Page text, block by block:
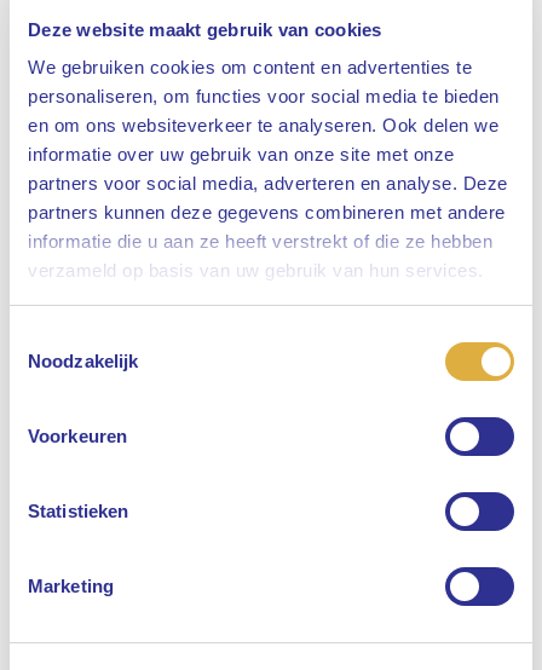
Deze website maakt gebruik van cookies
We gebruiken cookies om content en advertenties te
personaliseren, om functies voor social media te bieden
en om ons websiteverkeer te analyseren. Ook delen we
informatie over uw gebruik van onze site met onze
partners voor social media, adverteren en analyse. Deze
partners kunnen deze gegevens combineren met andere
informatie die u aan ze heeft verstrekt of die ze hebben
verzameld op basis van uw gebruik van hun services.
Noodzakelijk
Voorkeuren
Statistieken
Marketing
Sluiten